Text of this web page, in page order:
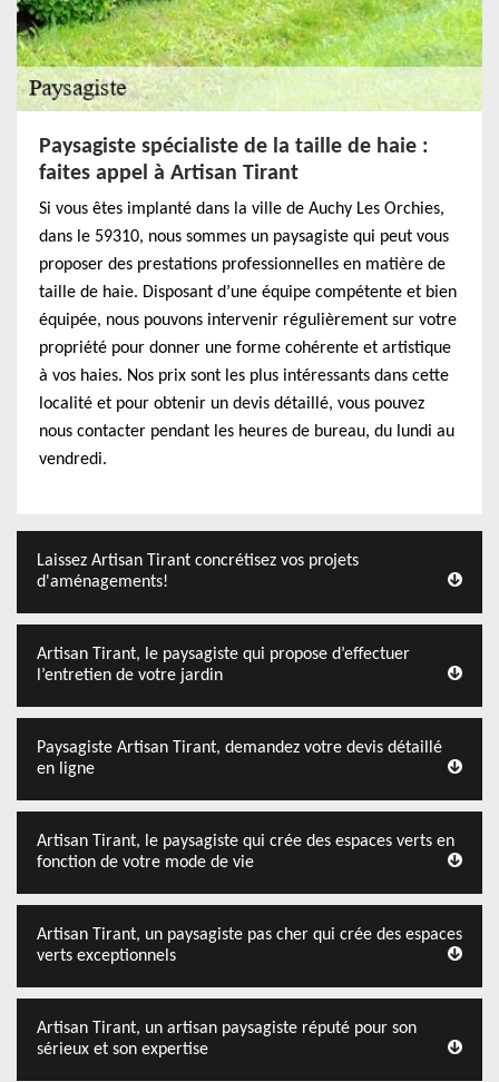
Paysagiste spécialiste de la taille de haie :
faites appel à Artisan Tirant
Si vous êtes implanté dans la ville de Auchy Les Orchies,
dans le 59310, nous sommes un paysagiste qui peut vous
proposer des prestations professionnelles en matière de
taille de haie. Disposant d’une équipe compétente et bien
équipée, nous pouvons intervenir régulièrement sur votre
propriété pour donner une forme cohérente et artistique
à vos haies. Nos prix sont les plus intéressants dans cette
localité et pour obtenir un devis détaillé, vous pouvez
nous contacter pendant les heures de bureau, du lundi au
vendredi.
Laissez Artisan Tirant concrétisez vos projets
d'aménagements!
Artisan Tirant, le paysagiste qui propose d’effectuer
l’entretien de votre jardin
Paysagiste Artisan Tirant, demandez votre devis détaillé
en ligne
Artisan Tirant, le paysagiste qui crée des espaces verts en
fonction de votre mode de vie
Artisan Tirant, un paysagiste pas cher qui crée des espaces
verts exceptionnels
Artisan Tirant, un artisan paysagiste réputé pour son
sérieux et son expertise